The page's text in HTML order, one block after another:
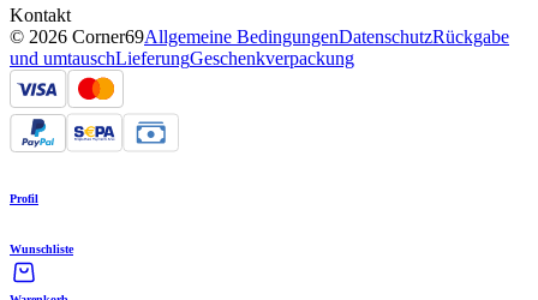
Kontakt
© 2026 Corner69Allgemeine BedingungenDatenschutzRückgabe
und umtauschLieferungGeschenkverpackung
Profil
Wunschliste